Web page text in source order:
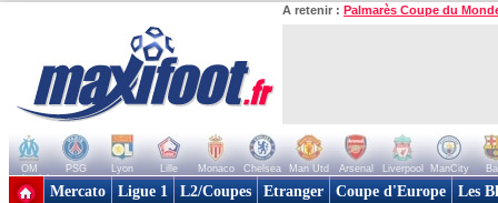
A retenir : Palmarès Coupe du
OM PSG Lyon Lille Monaco Chelsea Man Utd Arsenal Liverpool ManCity
+ de clubs
Mercato Ligue 1 L2/Coupes Etranger Coupe d'Europe Les